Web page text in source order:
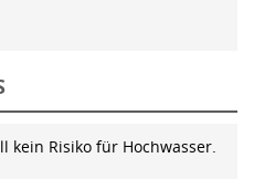
kein Risiko für Hochwasser.